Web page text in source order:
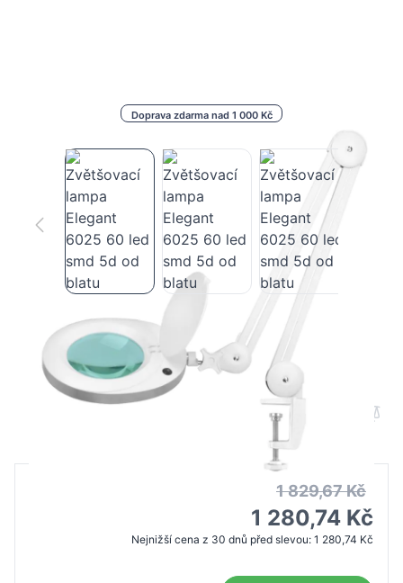
Doprava zdarma nad 1 000 Kč
Zvětšovací lampa Elegant 6025 60 led
smd 5d od blatu
Maloobchodní cena
1 829,67 Kč
1 280,74 Kč
Nejnižší cena z 30 dnů před slevou: 1 280,74 Kč